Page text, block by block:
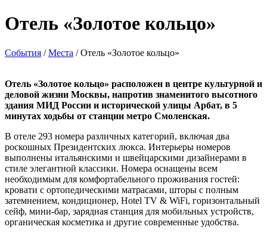
Отель «Золотое кольцо»
События /Места /Отель «Золотое кольцо»
Отель «Золотое кольцо» расположен в центре культурной и
деловой жизни Москвы, напротив знаменитого высотного
здания МИД России и исторической улицы Арбат, в 5
минутах ходьбы от станции метро Смоленская.
В отеле 293 номера различных категорий, включая два
роскошных Президентских люкса. Интерьеры номеров
выполнены итальянскими и швейцарскими дизайнерами в
стиле элегантной классики. Номера оснащены всем
необходимым для комфортабельного проживания гостей:
кровати с ортопедическими матрасами, шторы с полным
затемнением, кондиционер, Hotel TV & WiFi, горизонтальный
сейф, мини-бар, зарядная станция для мобильных устройств,
органическая косметика и другие современные удобства.